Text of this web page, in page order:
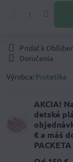
Pridať k
Doručenia
Výrobca: Protetika
AKCIA!
detské
€ a máš